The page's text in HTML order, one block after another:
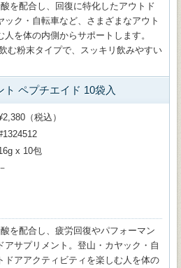
を配合し、回復に特化したアウトド
ック・自転車など、さまざまなアウト
を体の内側からサポートします。
む粉末タイプで、スッキリ飲みやすい
ペプチエイド 10袋入
（税込）
x 10包
－
を配合し、疲労回復やパフォーマン
アサプリメント。登山・カヤック・自
ドアアクティビティを楽しむ人を体の